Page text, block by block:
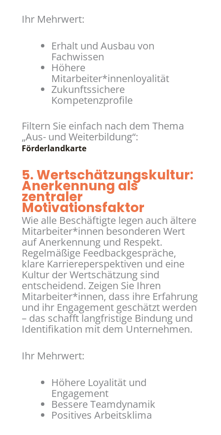
Ihr Mehrwert:
Erhalt und Ausbau von
Fachwissen
Höhere
Mitarbeiter*innenloyalität
Zukunftssichere
Kompetenzprofile
Filtern Sie einfach nach dem Thema
„Aus- und Weiterbildung“:
Förderlandkarte
5. Wertschätzungskultur:
Anerkennung als
zentraler
Motivationsfaktor
Wie alle Beschäftigte legen auch ältere
Mitarbeiter*innen besonderen Wert
auf Anerkennung und Respekt.
Regelmäßige Feedbackgespräche,
klare Karriereperspektiven und eine
Kultur der Wertschätzung sind
entscheidend. Zeigen Sie Ihren
Mitarbeiter*innen, dass ihre Erfahrung
und ihr Engagement geschätzt werden
– das schafft langfristige Bindung und
Identifikation mit dem Unternehmen.
Ihr Mehrwert:
Höhere Loyalität und
Engagement
Bessere Teamdynamik
Positives Arbeitsklima